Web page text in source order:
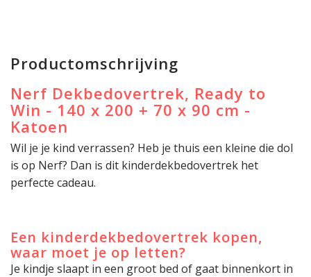
Productomschrijving
Nerf Dekbedovertrek, Ready to
Win - 140 x 200 + 70 x 90 cm -
Katoen
Wil je je kind verrassen? Heb je thuis een kleine die dol
is op Nerf? Dan is dit kinderdekbedovertrek het
perfecte cadeau.
Een kinderdekbedovertrek kopen,
waar moet je op letten?
Je kindje slaapt in een groot bed of gaat binnenkort in